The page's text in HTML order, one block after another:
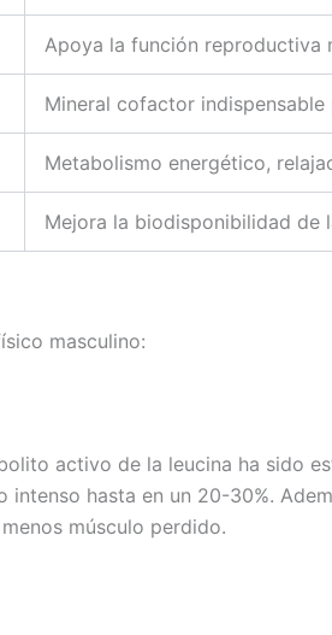
Apoya la función reproductiva
Mineral cofactor
Metabolismo energético,
Mejora la biodisponibilidad de
masculino:
activo de la leucina ha sido
hasta en un 20-30%.
músculo perdido.